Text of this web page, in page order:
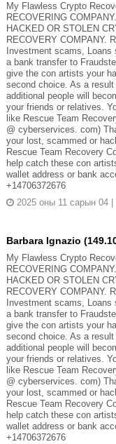
My Flawless Crypto
RECOVERING
HACKED OR STOLEN
RECOVERY COMPANY.
Investment scams,
a bank transfer to
give the con artists your
second choice. As a
additional people will
your friends or relatives.
like Rescue Team
@ cyberservices. com)
your lost, scammed or
Rescue Team Recovery
help catch these con
wallet address or bank
+14706372676
2025 оны 11 сарын 04
Barbara Ignazio
My Flawless Crypto
RECOVERING
HACKED OR STOLEN
RECOVERY COMPANY.
Investment scams,
a bank transfer to
give the con artists your
second choice. As a
additional people will
your friends or relatives.
like Rescue Team
@ cyberservices. com)
your lost, scammed or
Rescue Team Recovery
help catch these con
wallet address or bank
+14706372676